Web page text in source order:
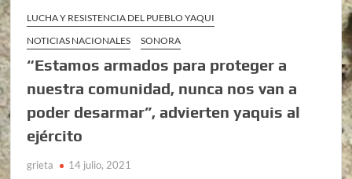
LUCHA Y RESISTENCIA DEL PUEBLO YAQUI
NOTICIAS NACIONALES
SONORA
“Estamos armados para proteger a
nuestra comunidad, nunca nos van a
poder desarmar”, advierten yaquis al
ejército
grieta 14 julio, 2021